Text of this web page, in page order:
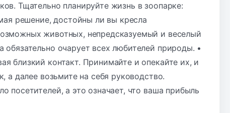
Тщательно планируйте жизнь в зоопарке:
решение, достойны ли вы кресла
животных, непредсказуемый и веселый
очарует всех любителей природы. •
близкий контакт. Принимайте и опекайте их, и
далее возьмите на себя руководство.
посетителей, а это означает, что ваша прибыль